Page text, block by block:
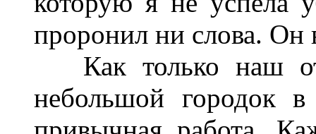
проронил ни слова. Он
Как только наш
небольшой городок